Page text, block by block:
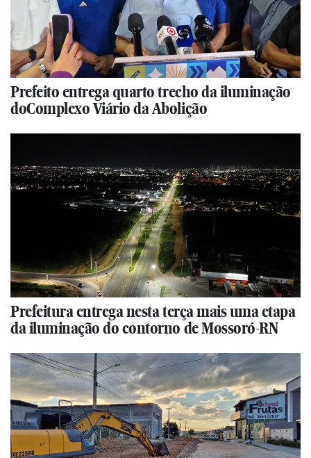
Prefeito entrega quarto trecho da iluminação
doComplexo Viário da Abolição
Prefeitura entrega nesta terça mais uma etapa
da iluminação do contorno de Mossoró-RN